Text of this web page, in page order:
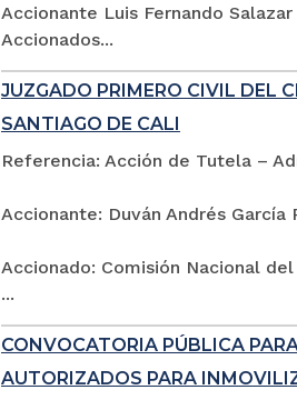
Accionante Luis Fernando Salazar
Accionados...
JUZGADO PRIMERO CIVIL DEL
SANTIAGO DE CALI
Referencia: Acción de Tutela –
Accionante: Duván Andrés García
Accionado: Comisión Nacional
...
CONVOCATORIA PÚBLICA
AUTORIZADOS PARA